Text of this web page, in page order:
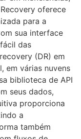
oferece
para a
sua interface
das
(DR) em
em várias nuvens
biblioteca de API
seus dados,
proporciona
a
também